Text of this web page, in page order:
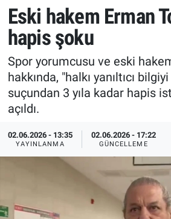
Eski hakem Erman
hapis şoku
Spor yorumcusu ve eski
hakkında, "halkı yanıltıcı
suçundan 3 yıla kadar hapis
açıldı.
02.06.2026 - 13:35
YAYINLANMA
02.06.2026 - 17:22
GÜNCELLEME
Erişim Bilgileri
Ekonomi
Trend
Özel Haberler
Yazarlar
Erişim Bilgileri
Spor
Ekonomi
Dünya
Medya
Özel Haberler
Erişim Bilgileri
Tüm Manşetler
Son Dakika Haberleri
Haber Arşivi